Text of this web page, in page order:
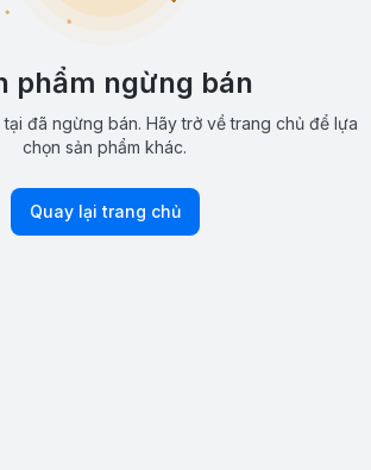
phẩm ngừng bán
tại đã ngừng bán. Hãy trở về trang chủ để lựa
chọn sản phẩm khác.
Quay lại trang chủ